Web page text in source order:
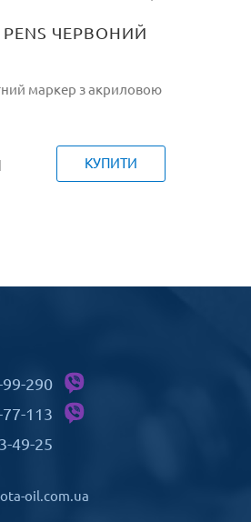
PENS ЧЕРВОНИЙ
маркер з акриловою
КУПИТИ
290
113
49-25
oil.com.ua